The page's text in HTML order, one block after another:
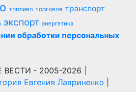
топливо торговля транспорт
экспорт энергетика
обработки персональных
- 2005-2026 |
Евгения Лавриненко